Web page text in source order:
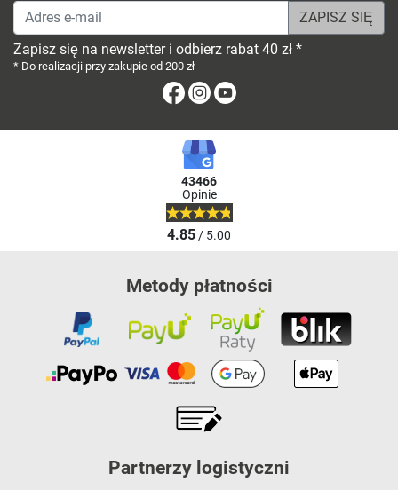
Adres e-mail
Zapisz się na newsletter i odbierz rabat 40 zł *
* Do realizacji przy zakupie od 200 zł
FacebookInstagram
43466
Opinie
4.85/ 5.00
Metody płatności
Partnerzy logistyczni